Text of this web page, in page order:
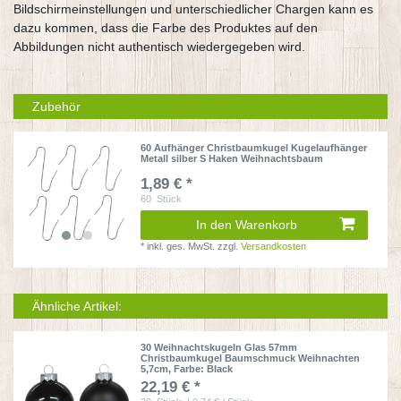
Bildschirmeinstellungen und unterschiedlicher Chargen kann es
dazu kommen, dass die Farbe des Produktes auf den
Abbildungen nicht authentisch wiedergegeben wird.
Zubehör
60 Aufhänger Christbaumkugel Kugelaufhänger
Metall silber S Haken Weihnachtsbaum
1,89 € *
60 Stück
In den Warenkorb
*inkl. ges. MwSt. zzgl.Versandkosten
Ähnliche Artikel:
30 Weihnachtskugeln Glas 57mm
Christbaumkugel Baumschmuck Weihnachten
5,7cm, Farbe: Black
22,19 € *